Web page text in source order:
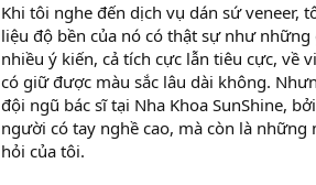
Khi tôi nghe đến dịch vụ dán sứ veneer,
liệu độ bền của nó có thật sự như
nhiều ý kiến, cả tích cực lẫn tiêu cực, về
có giữ được màu sắc lâu dài không.
đội ngũ bác sĩ tại Nha Khoa SunShine,
người có tay nghề cao, mà còn là
hỏi của tôi.